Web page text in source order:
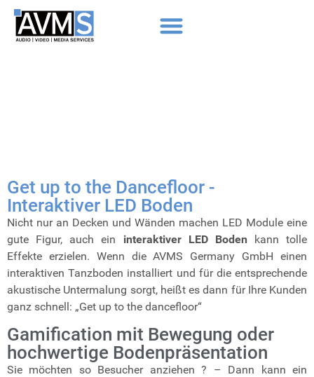
Get up to the Dancefloor -
Interaktiver LED Boden
Nicht nur an Decken und Wänden machen LED Module eine
gute Figur, auch ein interaktiver LED Boden kann tolle
Effekte erzielen. Wenn die AVMS Germany GmbH einen
interaktiven Tanzboden installiert und für die entsprechende
akustische Untermalung sorgt, heißt es dann für Ihre Kunden
ganz schnell: „Get up to the dancefloor“
Gamification mit Bewegung oder
hochwertige Bodenpräsentation
Sie möchten so Besucher anziehen ? – Dann kann ein